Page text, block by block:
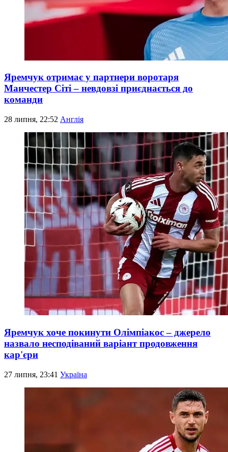
Яремчук отримає у партнери воротаря
Манчестер Сіті – невдовзі приєднається до
команди
28 липня, 22:52 Англія
Яремчук хоче покинути Олімпіакос – джерело
назвало несподіваний варіант продовження
кар'єри
27 липня, 23:41 Україна